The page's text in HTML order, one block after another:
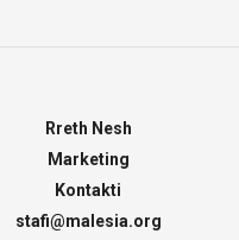
Rreth Nesh
Marketing
Kontakti
stafi@malesia.org